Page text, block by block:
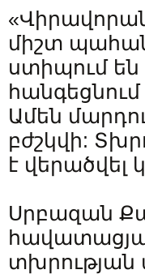
միշտ
ստիպում են
Ամեն
բժշկվի:
է վերածվել
Սրբազան